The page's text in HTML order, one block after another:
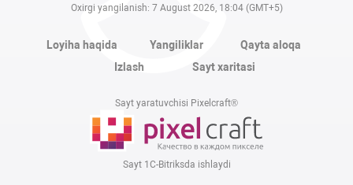
Oxirgi yangilanish: 7 August 2026, 18:04 (GMT+5)
Loyiha haqida Yangiliklar
Qayta aloqa
Izlash
Sayt xaritasi
Sayt yaratuvchisi Pixelcraft®
Sayt 1C-Bitriksda ishlaydi